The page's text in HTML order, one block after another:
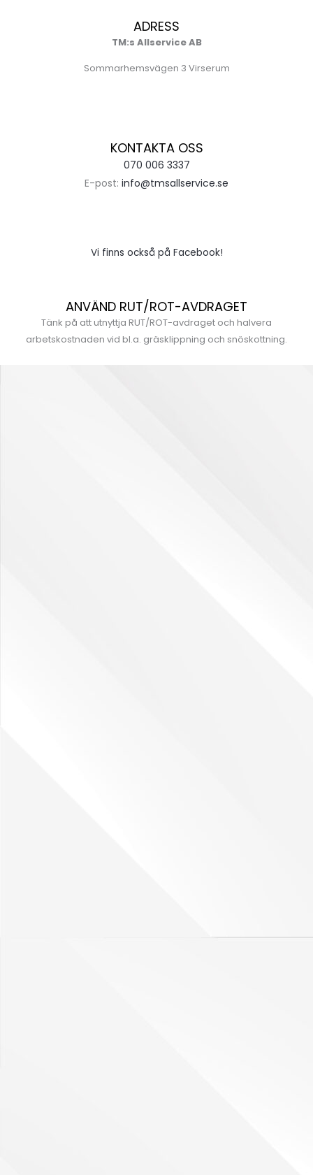
ADRESS
TM:s Allservice AB
Sommarhemsvägen 3 Virserum
KONTAKTA OSS
070 006 3337
E-post: info@tmsallservice.se
Vi finns också på Facebook!
ANVÄND RUT/ROT-AVDRAGET
Tänk på att utnyttja RUT/ROT-avdraget och halvera
arbetskostnaden vid bl.a. gräsklippning och snöskottning.